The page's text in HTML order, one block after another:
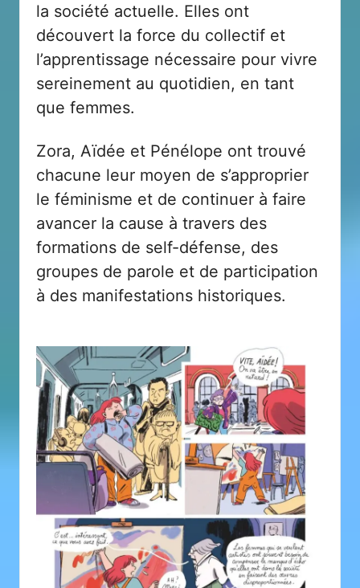
la société actuelle. Elles ont
découvert la force du collectif et
l’apprentissage nécessaire pour vivre
sereinement au quotidien, en tant
que femmes.
Zora, Aïdée et Pénélope ont trouvé
chacune leur moyen de s’approprier
le féminisme et de continuer à faire
avancer la cause à travers des
formations de self-défense, des
groupes de parole et de participation
à des manifestations historiques.